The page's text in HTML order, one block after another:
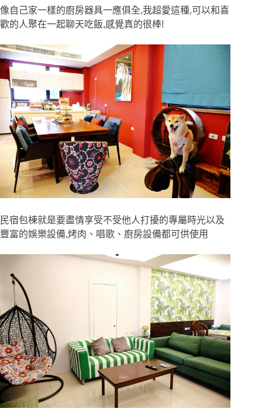
像自己家一樣的廚房器具一應俱全,我超愛這種,可以和喜
歡的人聚在一起聊天吃飯,感覺真的很棒!
民宿包棟就是要盡情享受不受他人打擾的專屬時光以及
豐富的娛樂設備,烤肉、唱歌、廚房設備都可供使用